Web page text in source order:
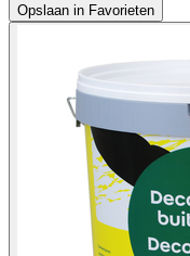
Opslaan in Favorieten